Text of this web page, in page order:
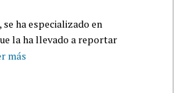
ha especializado en
la ha llevado a reportar
más